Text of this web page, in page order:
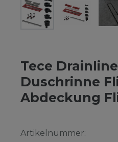
Tece
Duschrinne
Abdeckung
Artikelnummer: